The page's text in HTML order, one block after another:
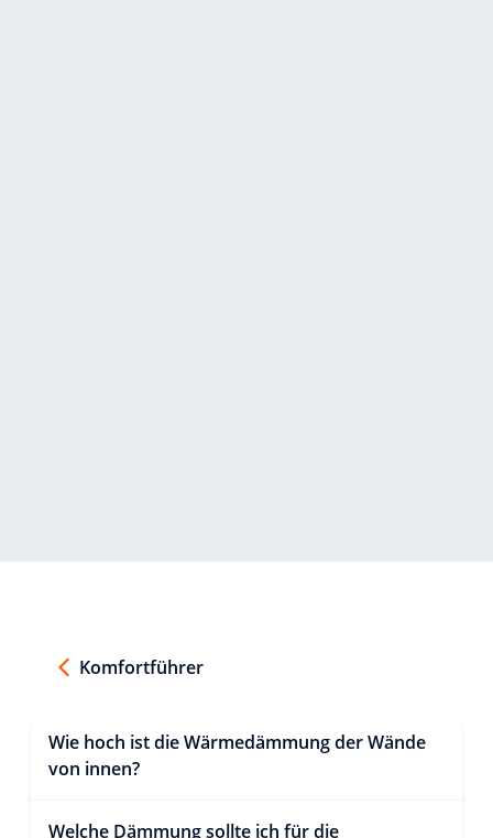
Komfortführer
Wie hoch ist die Wärmedämmung der Wände
von innen?
Welche Dämmung sollte ich für die